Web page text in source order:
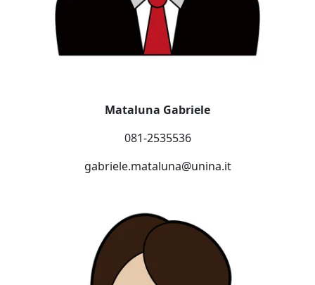
Mataluna Gabriele
081-2535536
gabriele.mataluna@unina.it